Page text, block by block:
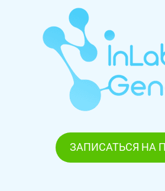
ЗАПИСАТЬСЯ НА